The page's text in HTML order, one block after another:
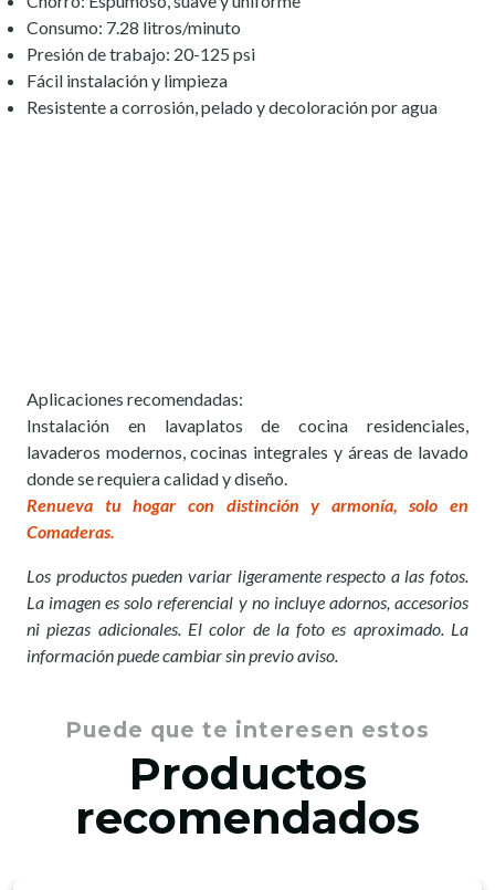
Consumo: 7.28 litros/minuto
Presión de trabajo: 20-125 psi
Fácil instalación y limpieza
Resistente a corrosión, pelado y decoloración por agua
Aplicaciones recomendadas:
Instalación en lavaplatos de cocina residenciales,
lavaderos modernos, cocinas integrales y áreas de lavado
donde se requiera calidad y diseño.
Renueva tu hogar con distinción y armonía, solo en
Comaderas.
Los productos pueden variar ligeramente respecto a las fotos.
La imagen es solo referencial y no incluye adornos, accesorios
ni piezas adicionales. El color de la foto es aproximado. La
información puede cambiar sin previo aviso.
Puede que te interesen estos
Productos
recomendados